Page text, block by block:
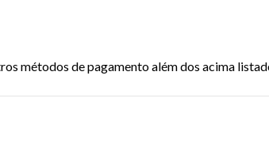
métodos de pagamento além dos acima